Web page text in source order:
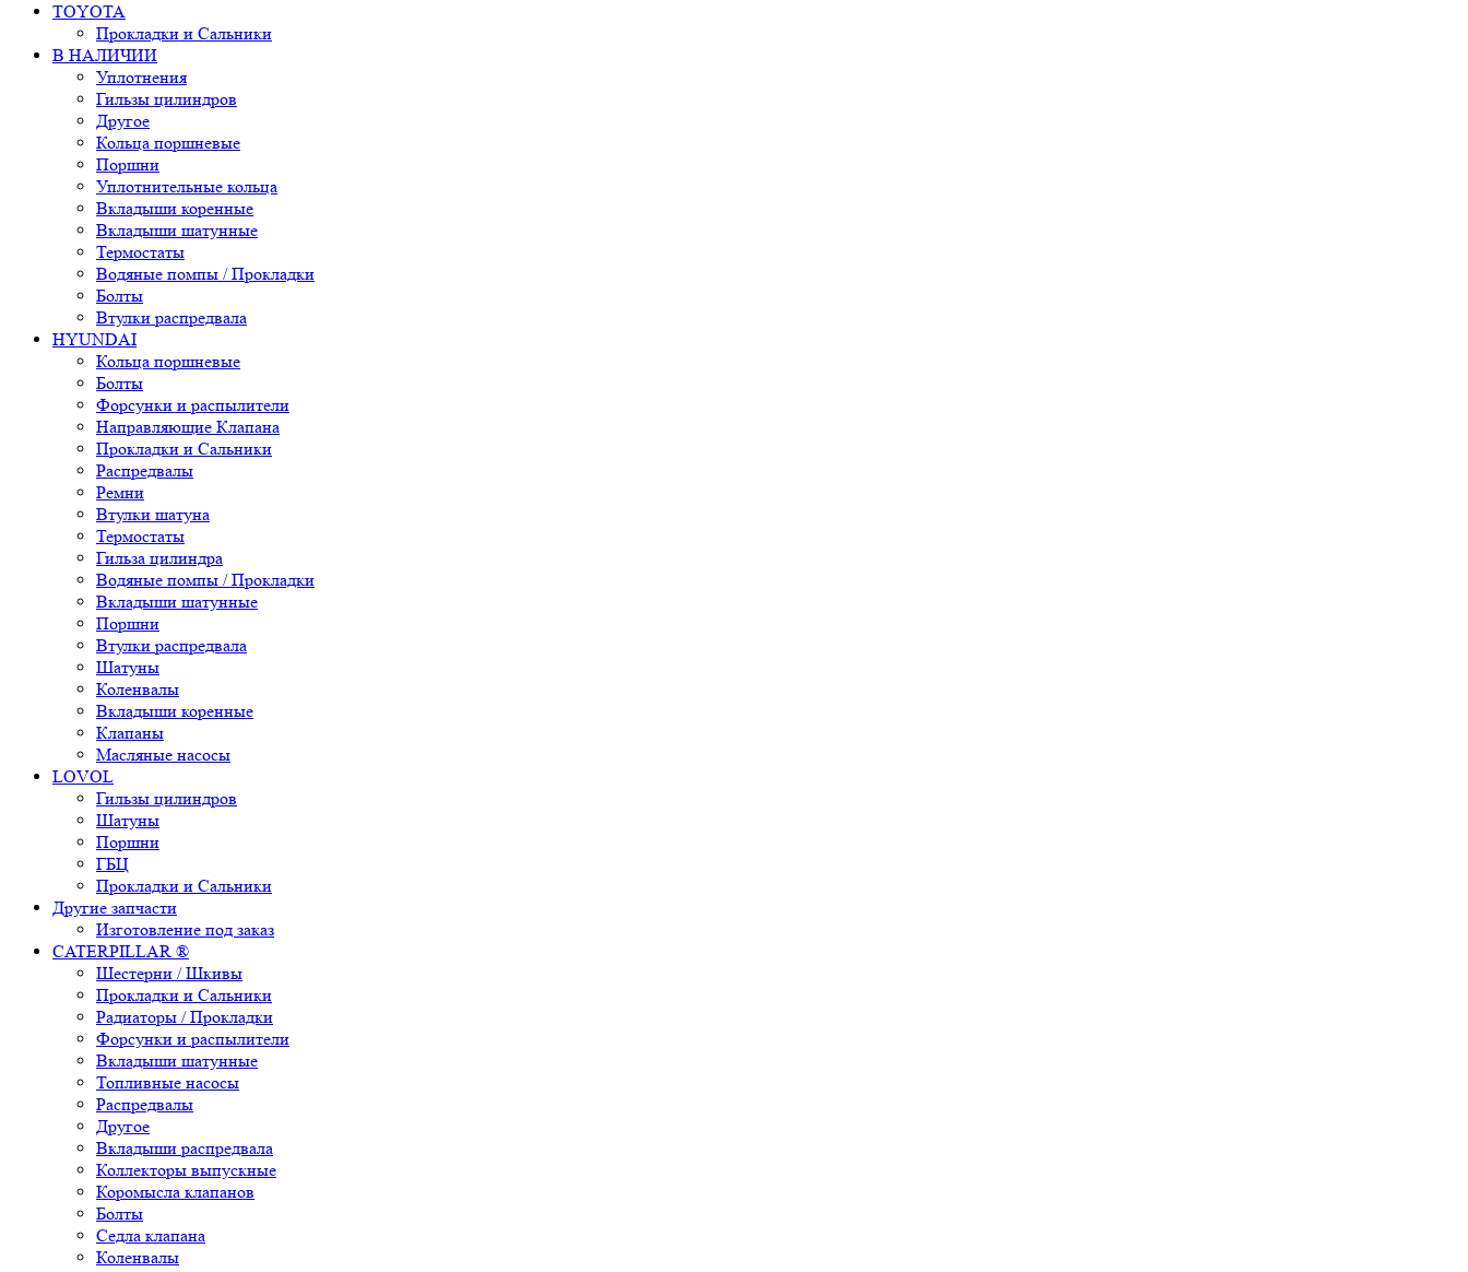
TOYOTA
Прокладки и Сальники
В НАЛИЧИИ
Уплотнения
Гильзы цилиндров
Другое
Кольца поршневые
Поршни
Уплотнительные кольца
Вкладыши коренные
Вкладыши шатунные
Термостаты
Водяные помпы / Прокладки
Болты
Втулки распредвала
HYUNDAI
Кольца поршневые
Болты
Форсунки и распылители
Направляющие Клапана
Прокладки и Сальники
Распредвалы
Ремни
Втулки шатуна
Термостаты
Гильза цилиндра
Водяные помпы / Прокладки
Вкладыши шатунные
Поршни
Втулки распредвала
Шатуны
Коленвалы
Вкладыши коренные
Клапаны
Масляные насосы
LOVOL
Гильзы цилиндров
Шатуны
Поршни
ГБЦ
Прокладки и Сальники
Другие запчасти
Изготовление под заказ
CATERPILLAR ®
Шестерни / Шкивы
Прокладки и Сальники
Радиаторы / Прокладки
Форсунки и распылители
Вкладыши шатунные
Топливные насосы
Распредвалы
Другое
Вкладыши распредвала
Коллекторы выпускные
Коромысла клапанов
Болты
Седла клапана
Коленвалы